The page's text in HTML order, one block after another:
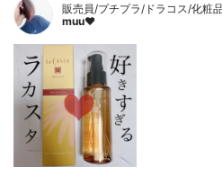
販売員/プチプラ/ドラコス/化粧
muu❤︎